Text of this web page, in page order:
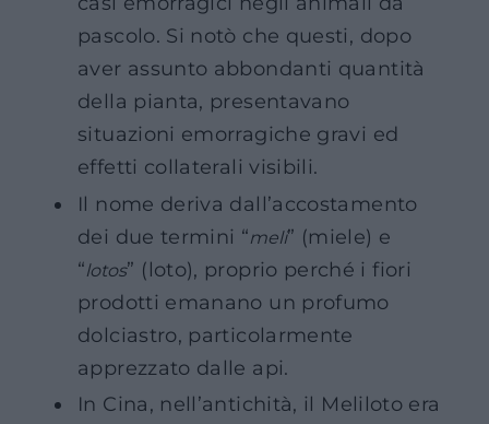
pascolo. Si notò che questi, dopo
aver assunto abbondanti quantità
della pianta, presentavano
situazioni emorragiche gravi ed
effetti collaterali visibili.
Il nome deriva dall’accostamento
dei due termini “meli” (miele) e
“lotos” (loto), proprio perché i fiori
prodotti emanano un profumo
dolciastro, particolarmente
apprezzato dalle api.
In Cina, nell’antichità, il Meliloto era